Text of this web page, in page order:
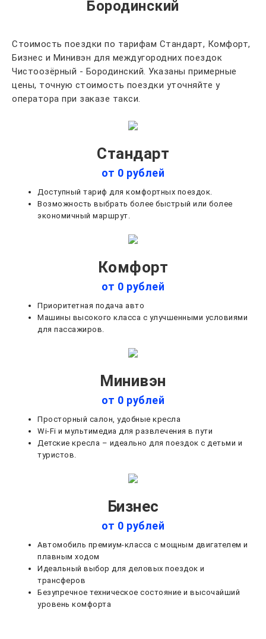
Бородинский
Стоимость поездки по тарифам Стандарт, Комфорт,
Бизнес и Минивэн для междугородних поездок
Чистоозёрный - Бородинский. Указаны примерные
цены, точную стоимость поездки уточняйте у
оператора при заказе такси.
Стандарт
от 0 рублей
Доступный тариф для комфортных поездок.
Возможность выбрать более быстрый или более
экономичный маршрут.
Комфорт
от 0 рублей
Приоритетная подача авто
Машины высокого класса с улучшенными условиями
для пассажиров.
Минивэн
от 0 рублей
Просторный салон, удобные кресла
Wi-Fi и мультимедиа для развлечения в пути
Детские кресла – идеально для поездок с детьми и
туристов.
Бизнес
от 0 рублей
Автомобиль премиум-класса с мощным двигателем и
плавным ходом
Идеальный выбор для деловых поездок и
трансферов
Безупречное техническое состояние и высочайший
уровень комфорта